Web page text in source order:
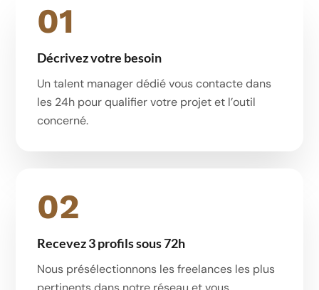
01
Décrivez votre besoin
Un talent manager dédié vous contacte dans
les 24h pour qualifier votre projet et l’outil
concerné.
02
Recevez 3 profils sous 72h
Nous présélectionnons les freelances les plus